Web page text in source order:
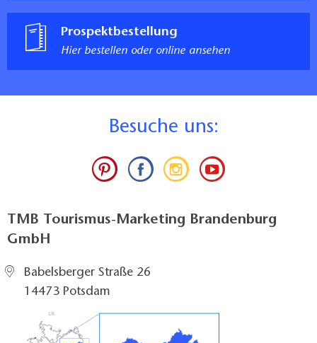
Prospektbestellung
Hier bestellen oder online ansehen
Besuche uns:
TMB Tourismus-Marketing Brandenburg
GmbH
Babelsberger Straße 26
14473 Potsdam